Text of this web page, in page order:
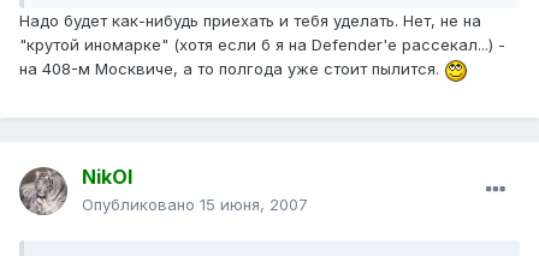
Надо будет как-нибудь приехать и тебя уделать. Нет, не на
"крутой иномарке" (хотя если б я на Defender'е рассекал...) -
на 408-м Москвиче, а то полгода уже стоит пылится.
NikOl
Опубликовано 15 июня, 2007